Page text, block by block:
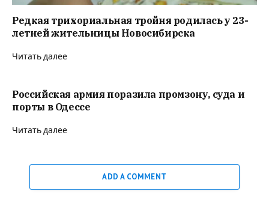
Редкая трихориальная тройня родилась у 23-
летней жительницы Новосибирска
Читать далее
Российская армия поразила промзону, суда и
порты в Одессе
Читать далее
ADD A COMMENT